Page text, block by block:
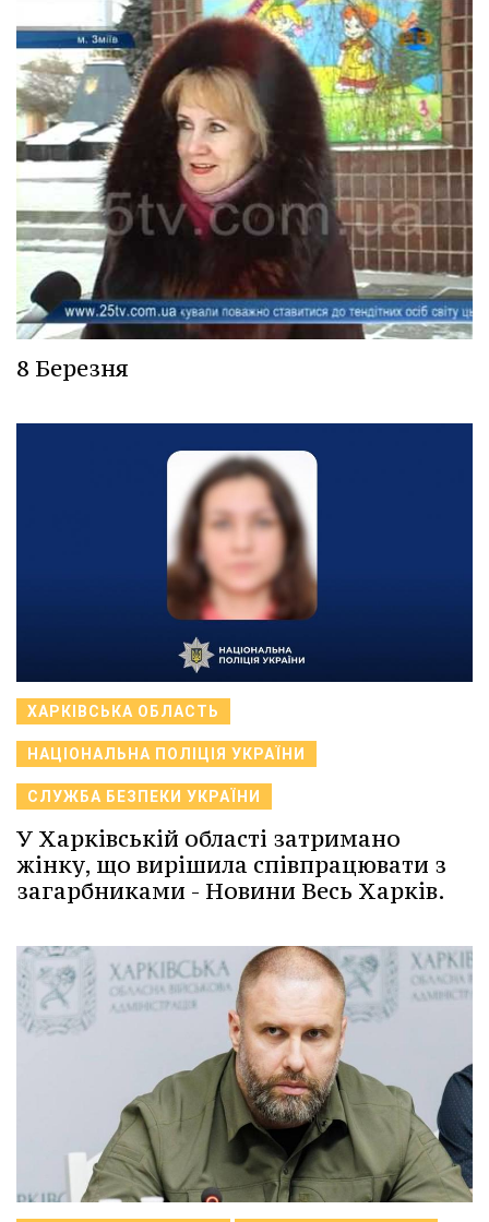
8 Березня
ХАРКІВСЬКА ОБЛАСТЬ
НАЦІОНАЛЬНА ПОЛІЦІЯ УКРАЇНИ
СЛУЖБА БЕЗПЕКИ УКРАЇНИ
У Харківській області затримано
жінку, що вирішила співпрацювати з
загарбниками - Новини Весь Харків.